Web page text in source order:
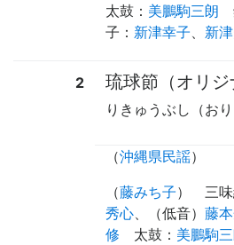
太鼓 ： 美鵬駒三朗
子 ： 新津幸子、 新
2 琉球節（オリジ
りきゅうぶし（お
（沖縄県民謡）
（藤みち子） 三
秀心、（低音） 藤
修
太鼓 ： 美鵬駒